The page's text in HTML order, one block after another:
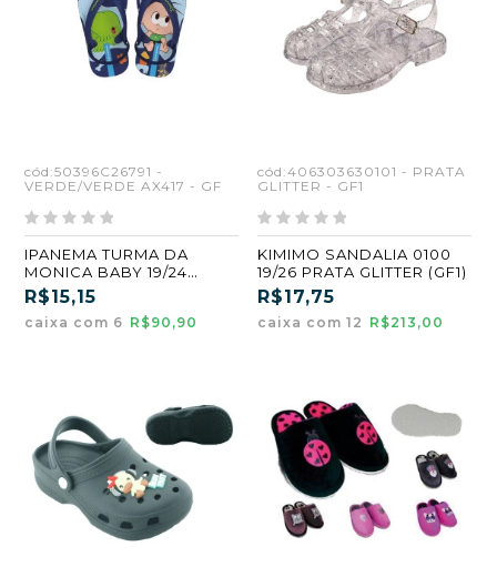
cód:50396C26791 -
VERDE/VERDE AX417 - GF
IPANEMA TURMA DA
MONICA BABY 19/24
VERDE/VERDE KIT COM 6
PARES
R$15,15
caixa com 6 R$90,90
cód:406303630101 - PRATA
GLITTER - GF1
KIMIMO SANDALIA 0100
19/26 PRATA GLITTER (GF1)
R$17,75
caixa com 12 R$213,00